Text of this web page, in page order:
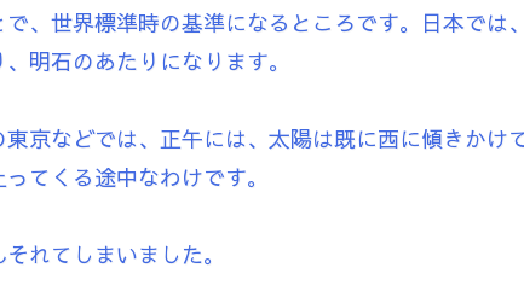
、世界標準時の基準になるところです。日本では
明石のあたりになります。
京などでは、正午には、太陽は既に西に傾きかけ
てくる途中なわけです。
れてしまいました。